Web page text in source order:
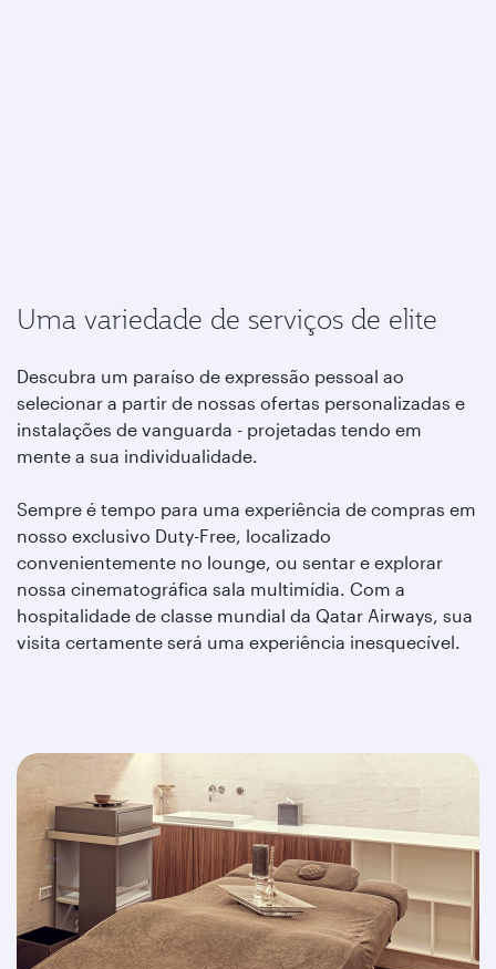
Uma variedade de serviços de elite
Descubra um paraíso de expressão pessoal ao
selecionar a partir de nossas ofertas personalizadas e
instalações de vanguarda - projetadas tendo em
mente a sua individualidade.
Sempre é tempo para uma experiência de compras em
nosso exclusivo Duty-Free, localizado
convenientemente no lounge, ou sentar e explorar
nossa cinematográfica sala multimídia. Com a
hospitalidade de classe mundial da Qatar Airways, sua
visita certamente será uma experiência inesquecível.